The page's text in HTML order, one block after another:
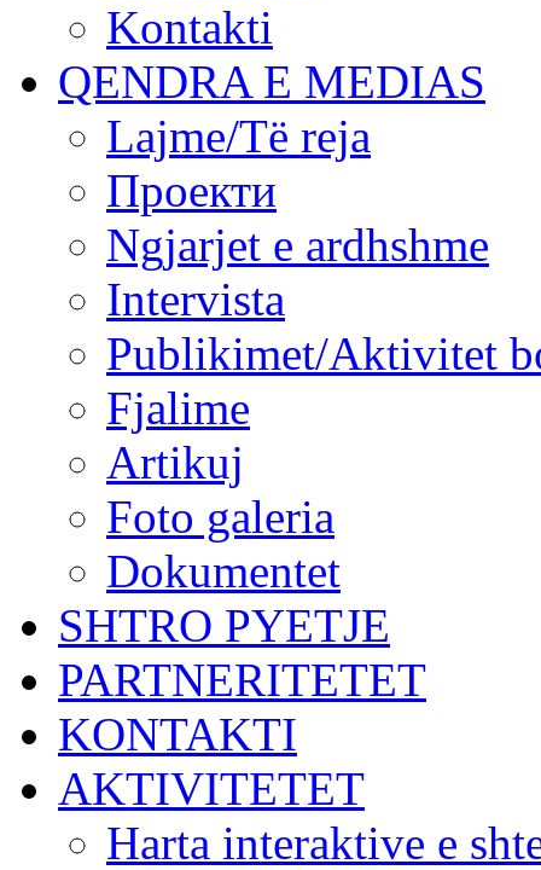
Kontakti
QENDRA E MEDIAS
Lajme/Të reja
Проекти
Ngjarjet e ardhshme
Intervista
Publikimet/Aktivitet
Fjalime
Artikuj
Foto galeria
Dokumentet
SHTRO PYETJE
PARTNERITETET
KONTAKTI
AKTIVITETET
Harta interaktive e